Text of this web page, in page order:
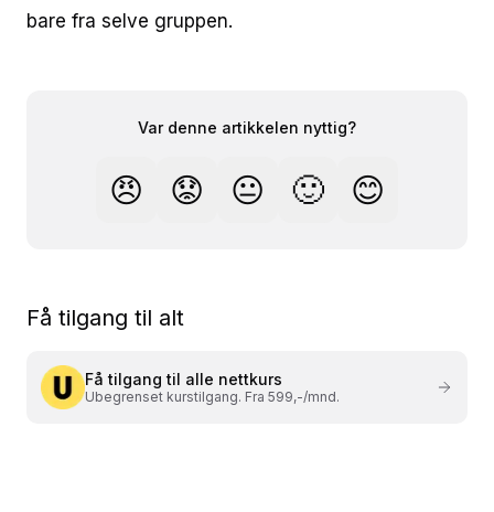
bare fra selve gruppen.
Var denne artikkelen nyttig?
😠 😟 😐 🙂 😊
Få tilgang til alt
Få tilgang til alle nettkurs
Ubegrenset kurstilgang. Fra 599,-/mnd.